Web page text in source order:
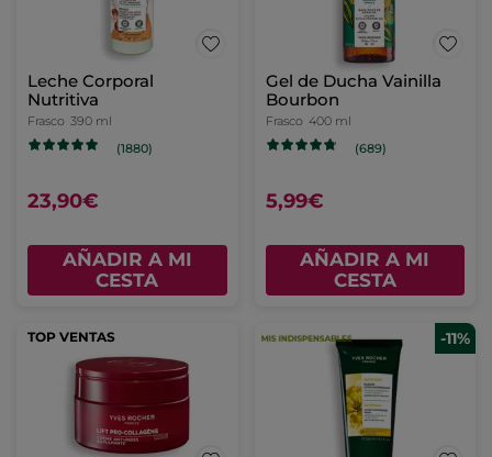
Leche Corporal
Nutritiva
Frasco 390 ml
(1880)
23,90€
AÑADIR A MI
CESTA
Gel de Ducha Vainilla
Bourbon
Frasco 400 ml
(689)
5,99€
AÑADIR A MI
CESTA
TOP VENTAS -11%